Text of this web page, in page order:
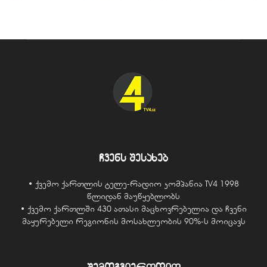
ჩვენს შესახებ
• ქვემო ქართლის ტელე-რადიო კომპანია TV4 1998
წლიდან მაუწყებლობს
• ქვემო ქართლში 430 ათასი მაცხოვრებელია და ჩვენი
მაყურებელი რეგიონის მოსახლეობის 90%-ს მოიცავს